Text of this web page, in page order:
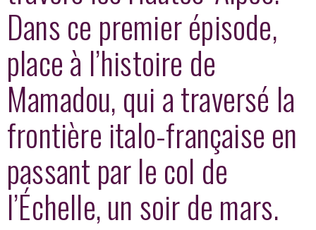
Dans ce premier épisode,
place à l’histoire de
Mamadou, qui a traversé la
frontière italo-française en
passant par le col de
l’Échelle, un soir de mars.